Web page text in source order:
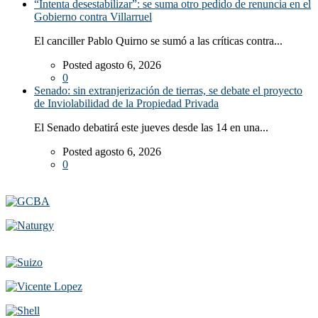
“Intenta desestabilizar”: se suma otro pedido de renuncia en el
Gobierno contra Villarruel
El canciller Pablo Quirno se sumó a las críticas contra...
Posted agosto 6, 2026
0
Senado: sin extranjerización de tierras, se debate el proyecto
de Inviolabilidad de la Propiedad Privada
El Senado debatirá este jueves desde las 14 en una...
Posted agosto 6, 2026
0